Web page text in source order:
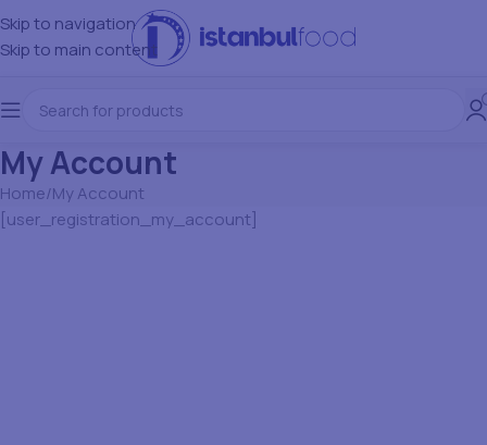
Skip to navigation
Skip to main content
My Account
Home My Account
[user_registration_my_account]